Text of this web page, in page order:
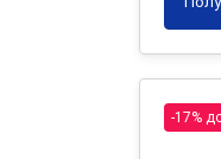
-17%